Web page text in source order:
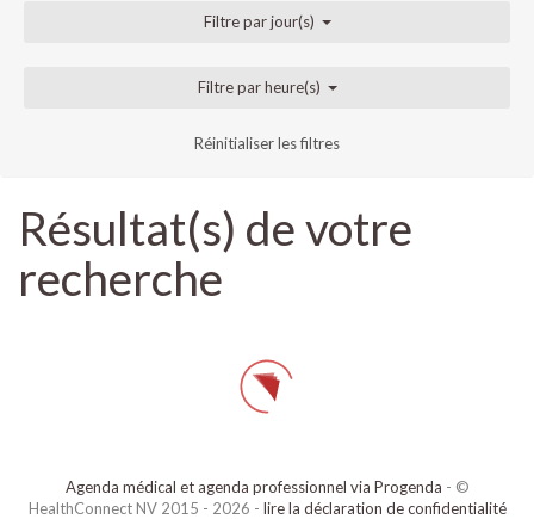
Filtre par jour(s)
Filtre par heure(s)
Réinitialiser les filtres
Résultat(s) de votre
recherche
Agenda médical et agenda professionnel via Progenda - ©
HealthConnect NV 2015 - 2026 - lire la déclaration de confidentialité